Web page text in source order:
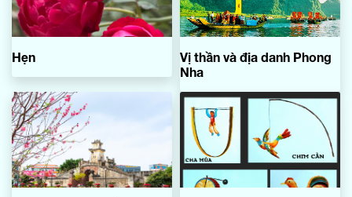
Hẹn
Vị thần và địa danh Phong
Nha